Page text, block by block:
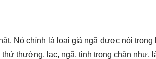
Nó chính là loại giả ngã được nói
thường, lạc, ngã, tịnh trong chân như,